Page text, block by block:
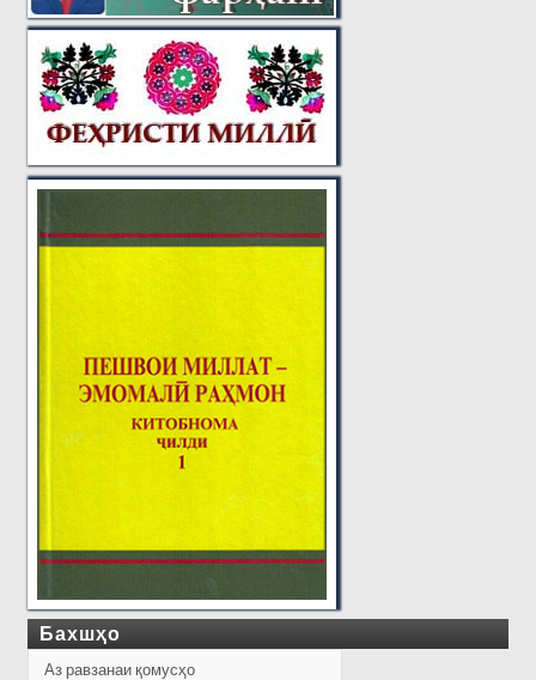
Бахшҳо
Аз равзанаи қомусҳо